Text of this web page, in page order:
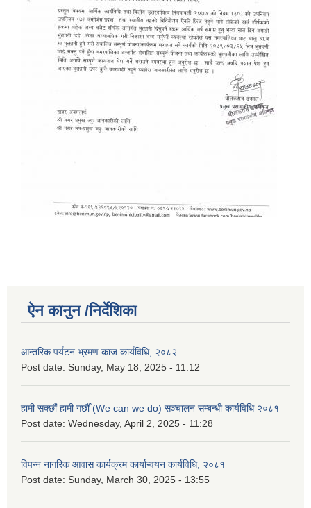
ऐन कानुन /निर्देशिका
आन्तरिक पर्यटन भ्रमण काज कार्यविधि, २०८२
Post date: Sunday, May 18, 2025 - 11:12
हामी सक्छौं हामी गछौँ (We can we do) सञ्चालन सम्बन्धी कार्यविधि २०८१
Post date: Wednesday, April 2, 2025 - 11:28
विपन्न नागरिक आवास कार्यक्रम कार्यान्वयन कार्यविधि, २०८१
Post date: Sunday, March 30, 2025 - 13:55